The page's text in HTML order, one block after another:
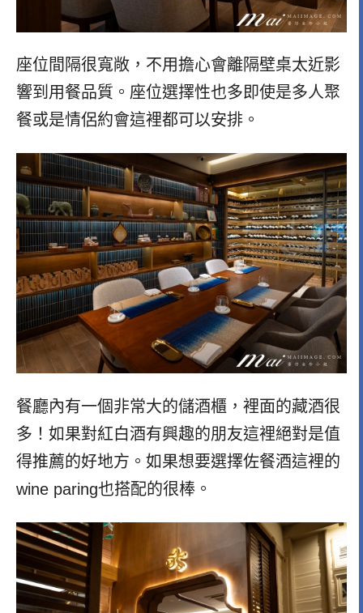
座位間隔很寬敞，不用擔心會離隔壁桌太近影
響到用餐品質。座位選擇性也多即使是多人聚
餐或是情侶約會這裡都可以安排。
餐廳內有一個非常大的儲酒櫃，裡面的藏酒很
多！如果對紅白酒有興趣的朋友這裡絕對是值
得推薦的好地方。如果想要選擇佐餐酒這裡的
wine paring也搭配的很棒。